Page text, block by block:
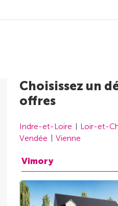
Choisissez un
offres
Indre-et-Loire Loir-et-
Vendée
Vienne
Vimory